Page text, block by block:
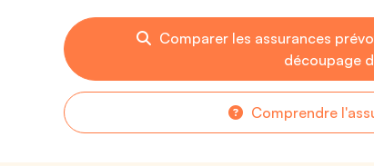
Comparer les assurances
découpage
Comprendre